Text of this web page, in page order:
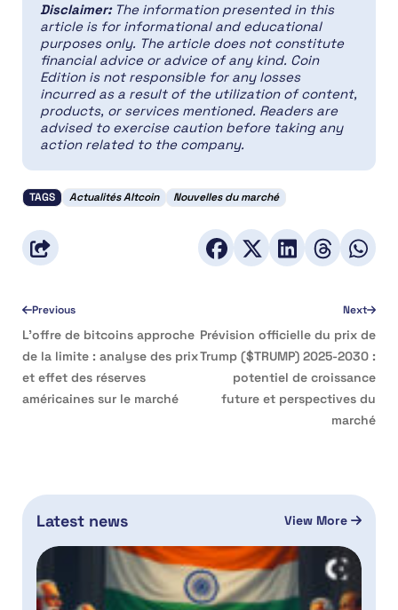
Disclaimer: The information presented in this
article is for informational and educational
purposes only. The article does not constitute
financial advice or advice of any kind. Coin
Edition is not responsible for any losses
incurred as a result of the utilization of content,
products, or services mentioned. Readers are
advised to exercise caution before taking any
action related to the company.
TAGS Actualités Altcoin Nouvelles du marché
Previous
L’offre de bitcoins approche
de la limite : analyse des prix
et effet des réserves
américaines sur le marché
Next
Prévision officielle du prix de
Trump ($TRUMP) 2025-2030 :
potentiel de croissance
future et perspectives du
marché
Latest news View More